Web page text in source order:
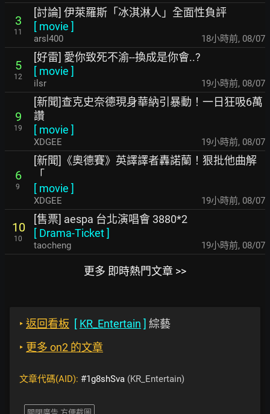
3
11
[討論] 伊萊羅斯「冰淇淋人」全面性負評
[ movie ]
arsl400 18小時前, 08/07
5
12
[好雷] 愛你致死不渝--換成是你會..?
[ movie ]
ilsr 19小時前, 08/07
9
19
[新聞]查克史奈德現身華納引暴動！一日狂吸6萬
讚
[ movie ]
XDGEE 19小時前, 08/07
6
9
[新聞]《奧德賽》英譯譯者轟諾蘭！狠批他曲解
「
[ movie ]
XDGEE 19小時前, 08/07
10
10
[售票] aespa 台北演唱會 3880*2
[ Drama-Ticket]
taocheng 19小時前, 08/07
更多 即時熱門文章 >>
‣ 返回看板 [ KR_Entertain ] 綜藝
‣ 更多 on2 的文章
文章代碼(AID): #1g8shSva (KR_Entertain)
關閉廣告 方便截圖